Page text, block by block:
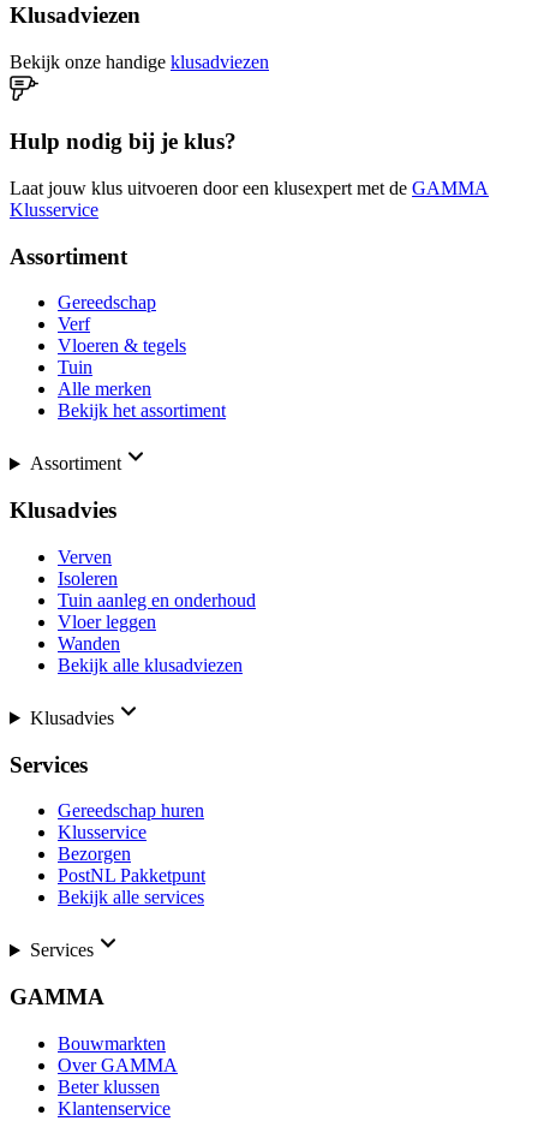
Klusadviezen
Bekijk onze handige klusadviezen
Hulp nodig bij je klus?
Laat jouw klus uitvoeren door een klusexpert met de GAMMA
Klusservice
Assortiment
Gereedschap
Verf
Vloeren & tegels
Tuin
Alle merken
Bekijk het assortiment
Assortiment
Klusadvies
Verven
Isoleren
Tuin aanleg en onderhoud
Vloer leggen
Wanden
Bekijk alle klusadviezen
Klusadvies
Services
Gereedschap huren
Klusservice
Bezorgen
PostNL Pakketpunt
Bekijk alle services
Services
GAMMA
Bouwmarkten
Over GAMMA
Beter klussen
Klantenservice